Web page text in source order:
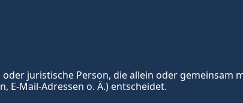
juristische Person, die allein oder
E-Mail-Adressen o. Ä.) entscheidet.